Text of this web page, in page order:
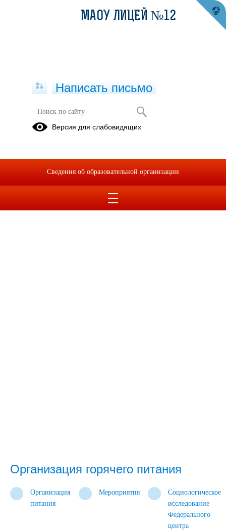
Организация горячего питания
Организация
питания
Мероприятия
Социологическое
исследование
Федерального
центра
МАОУ ЛИЦЕЙ №12
Написать письмо
Версия для слабовидящих
Сведения об образовательной организации